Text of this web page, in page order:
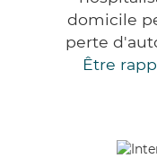
domicile
perte
Être